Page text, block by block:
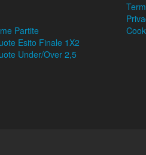
Partite
Esito Finale 1X2
Under/Over 2,5